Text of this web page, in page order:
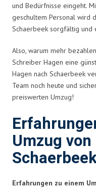
und Bedürfnisse eingeht.
geschultem Personal wird
Schaerbeek sorgfältig und
Also, warum mehr
Schreiber Hagen eine
Hagen nach Schaerbeek
Team noch heute und
preiswerten Umzug!
Umzug
Erfahrungen zu einem